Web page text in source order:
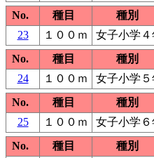
No.
種目 種別
23
１００ｍ 女子小学４
No.
種目 種別
24
１００ｍ 女子小学５
No.
種目 種別
25
１００ｍ 女子小学６
No.
種目 種別